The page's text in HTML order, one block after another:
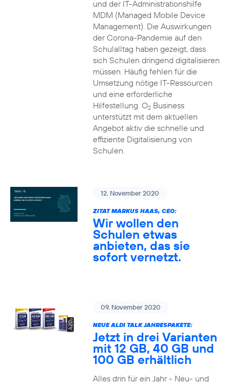
und der IT-Administrationshilfe
MDM (Managed Mobile Device
Management). Die Auswirkungen
der Corona-Pandemie auf den
Schulalltag haben gezeigt, dass
sich Schulen dringend digitalisieren
müssen. Häufig fehlen für die
Umsetzung nötige IT-Ressourcen
und eine erforderliche
Hilfestellung. O2Business
unterstützt mit dem aktuellen
Angebot aktiv die schnelle und
effiziente Digitalisierung von
Schulen.
12. November 2020
ZITAT MARKUS HAAS, CEO:
Wir wollen den
Schulen etwas
anbieten, das sie
sofort vernetzt.
09. November 2020
NEUE ALDI TALK JAHRESPAKETE:
Jetzt in drei Varianten
mit 12 GB, 40 GB und
100 GB erhältlich
Alles drin für ein Jahr - Neu- und